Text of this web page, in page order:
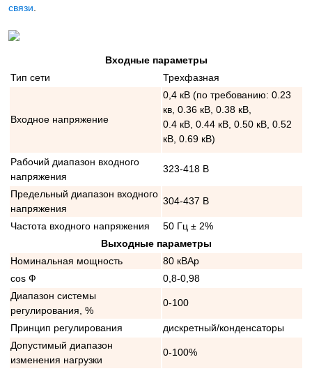
связи.
Входные параметры
Тип сети
Трехфазная
Входное напряжение
0,4 кВ (по требованию: 0.23
кв, 0.36 кВ, 0.38 кВ,
0.4 кВ, 0.44 кВ, 0.50 кВ, 0.52
кВ, 0.69 кВ)
Рабочий диапазон входного
напряжения
323-418 В
Предельный диапазон входного
напряжения
304-437 В
Частота входного напряжения
50 Гц ± 2%
Выходные параметры
Номинальная мощность
80 кВАр
cos Ф
0,8-0,98
Диапазон системы
регулирования, %
0-100
Принцип регулирования
дискретный/конденсаторы
Допустимый диапазон
изменения нагрузки
0-100%